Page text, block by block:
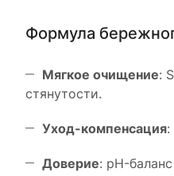
Формула
Мягкое очищение:
стянутости.
Уход-компенсация:
Доверие: pH-